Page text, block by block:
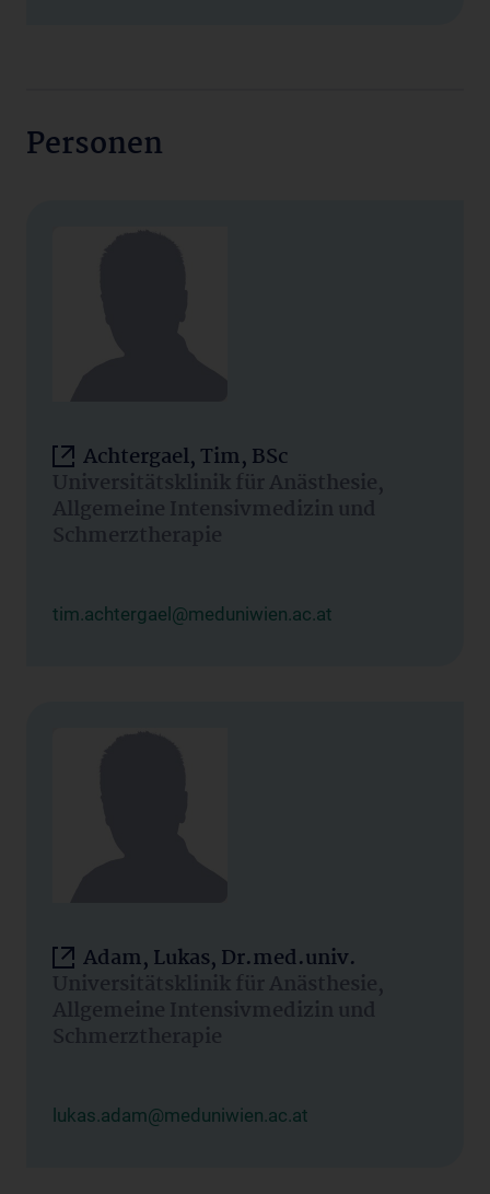
Personen
Achtergael, Tim, BSc
Universitätsklinik für Anästhesie,
Allgemeine Intensivmedizin und
Schmerztherapie
tim.achtergael@meduniwien.ac.at
Adam, Lukas, Dr.med.univ.
Universitätsklinik für Anästhesie,
Allgemeine Intensivmedizin und
Schmerztherapie
lukas.adam@meduniwien.ac.at